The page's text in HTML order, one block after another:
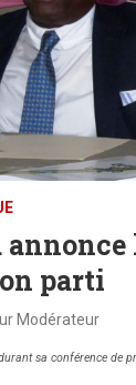
annonce
parti
Modérateur
sa conférence de